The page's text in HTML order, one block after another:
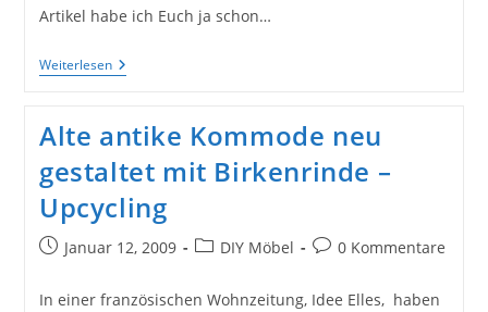
Artikel habe ich Euch ja schon…
WeiterlesenSpiegel
Mit
Alte antike Kommode neu
gestaltet mit Birkenrinde –
Upcycling
BeitragJanuar 12, 2009
Beitrags-
DIY Möbel
Beitrags-
0 Kommentare
In einer französischen Wohnzeitung, Idee Elles, haben